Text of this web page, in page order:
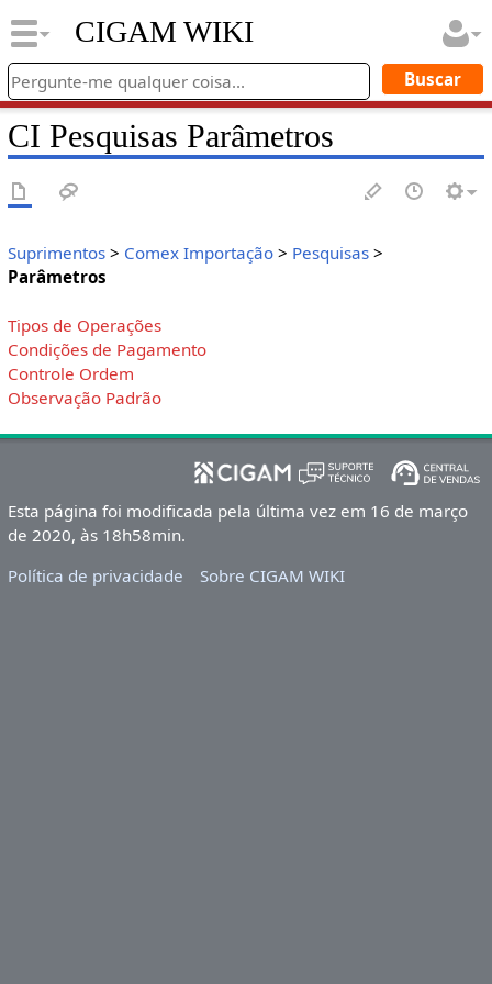
CIGAM WIKI
CI Pesquisas Parâmetros
Suprimentos> Comex Importação> Pesquisas>
Parâmetros
Tipos de Operações
Condições de Pagamento
Controle Ordem
Observação Padrão
Esta página foi modificada pela última vez em 16 de março
de 2020, às 18h58min.
Política de privacidade
Sobre CIGAM WIKI